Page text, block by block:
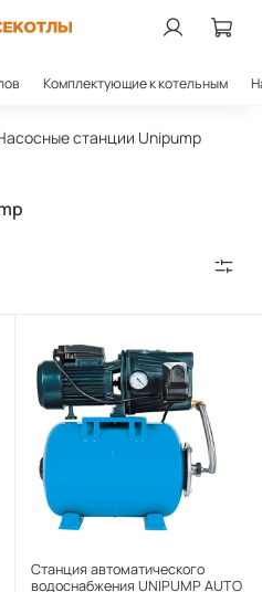
Комплектующие к котельным
станции Unipump
Станция автоматического
водоснабжения UNIPUMP AUTO